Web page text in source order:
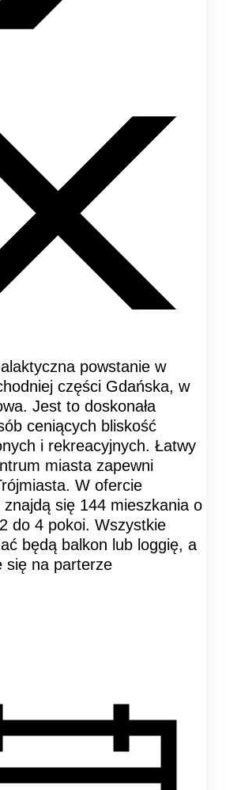
powstanie w
części Gdańska, w
Jest to doskonała
ceniących bliskość
i rekreacyjnych. Łatwy
miasta zapewni
W ofercie
się 144 mieszkania o
do 4 pokoi. Wszystkie
będą balkon lub loggię, a
się na parterze